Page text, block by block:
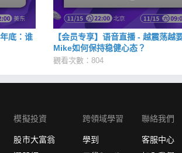
底：谁
【会员专享】语音直播 - 越震荡越
Mike如何保持稳健心态？
觀看次數：804
模擬投資
股市大富翁
跨領域學習
學到
聯絡我們
客服中心